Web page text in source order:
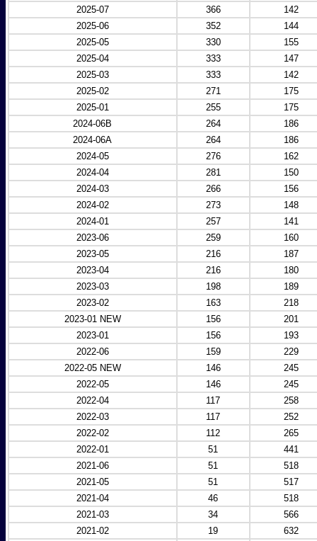
2025-07
366
142
2025-06
352
144
2025-05
330
155
2025-04
333
147
2025-03
333
142
2025-02
271
175
2025-01
255
175
2024-06B
264
186
2024-06A
264
186
2024-05
276
162
2024-04
281
150
2024-03
266
156
2024-02
273
148
2024-01
257
141
2023-06
259
160
2023-05
216
187
2023-04
216
180
2023-03
198
189
2023-02
163
218
2023-01 NEW
156
201
2023-01
156
193
2022-06
159
229
2022-05 NEW
146
245
2022-05
146
245
2022-04
117
258
2022-03
117
252
2022-02
112
265
2022-01
51
441
2021-06
51
518
2021-05
51
517
2021-04
46
518
2021-03
34
566
2021-02
19
632